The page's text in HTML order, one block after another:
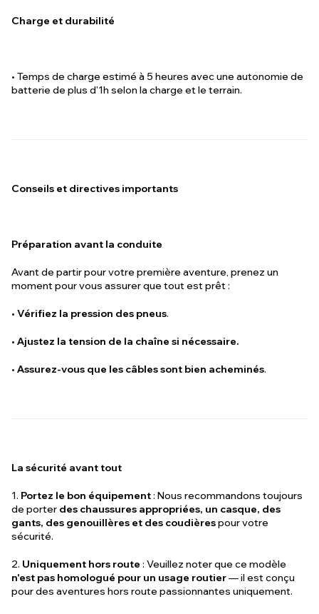
Charge et durabilité
• Temps de charge estimé à 5 heures avec une autonomie de
batterie de plus d'1h selon la charge et le terrain.
Conseils et directives importants
Préparation avant la conduite
Avant de partir pour votre première aventure, prenez un
moment pour vous assurer que tout est prêt :
• Vérifiez la pression des pneus.
• Ajustez la tension de la chaîne si nécessaire.
• Assurez-vous que les câbles sont bien acheminés.
La sécurité avant tout
1. Portez le bon équipement: Nous recommandons toujours
de porter des chaussures appropriées, un casque, des
gants, des genouillères et des coudièrespour votre
sécurité.
2. Uniquement hors route : Veuillez noter que ce modèle
n'est pas homologué pour un usage routier— il est conçu
pour des aventures hors route passionnantes uniquement.